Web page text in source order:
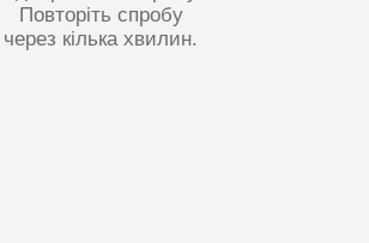
Повторіть спробу
через кілька хвилин.